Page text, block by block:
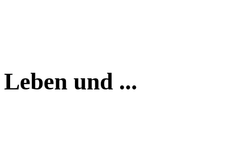
Leben und ...